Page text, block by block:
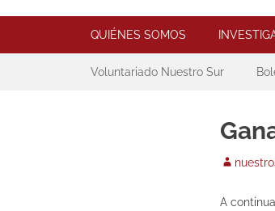
Primary Menu
QUIÉNES SOMOS
Secondary Menu
Voluntariado Nuestro Sur
Author
A